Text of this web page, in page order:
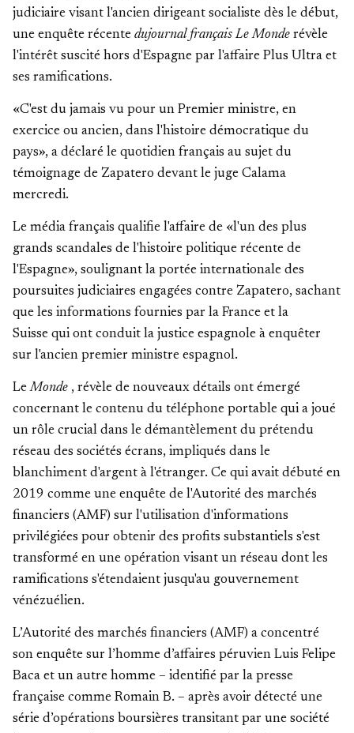
judiciaire visant l'ancien dirigeant socialiste dès le début,
une enquête récente dujournal français Le Monde révèle
l'intérêt suscité hors d'Espagne par l'affaire Plus Ultra et
ses ramifications.
«C'est du jamais vu pour un Premier ministre, en
exercice ou ancien, dans l'histoire démocratique du
pays», a déclaré le quotidien français au sujet du
témoignage de Zapatero devant le juge Calama
mercredi.
Le média français qualifie l'affaire de «l'un des plus
grands scandales de l'histoire politique récente de
l'Espagne», soulignant la portée internationale des
poursuites judiciaires engagées contre Zapatero, sachant
que les informations fournies par la France et la
Suisse qui ont conduit la justice espagnole à enquêter
sur l'ancien premier ministre espagnol.
LeMonde , révèle de nouveaux détails ont émergé
concernant le contenu du téléphone portable qui a joué
un rôle crucial dans le démantèlement du prétendu
réseau des sociétés écrans, impliqués dans le
blanchiment d'argent à l'étranger. Ce qui avait débuté en
2019 comme une enquête de l'Autorité des marchés
financiers (AMF) sur l'utilisation d'informations
privilégiées pour obtenir des profits substantiels s'est
transformé en une opération visant un réseau dont les
ramifications s'étendaient jusqu'au gouvernement
vénézuélien.
L’Autorité des marchés financiers (AMF) a concentré
son enquête sur l’homme d’affaires péruvien Luis Felipe
Baca et un autre homme – identifié par la presse
française comme Romain B. – après avoir détecté une
série d’opérations boursières transitant par une société